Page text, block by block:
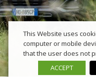
This Website uses
computer or mobile
that the user does not
ACCEPT